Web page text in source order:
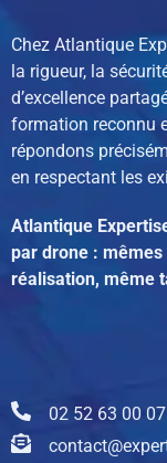
Chez Atlantique
la rigueur, la
d’excellence
formation reconnu
répondons
en respectant les
Atlantique
par drone :
réalisation, même
02 52 63 00 07